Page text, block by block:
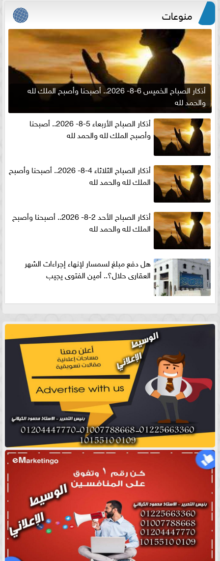
منوعات
أذكار الصباح الخميس 6-8- 2026.. أصبحنا وأصبح الملك لله
والحمد لله
أذكار الصباح الأربعاء 5-8- 2026.. أصبحنا
وأصبح الملك لله والحمد لله
أذكار الصباح الثلاثاء 4-8- 2026.. أصبحنا وأصبح
الملك لله والحمد لله
أذكار الصباح الأحد 2-8- 2026.. أصبحنا وأصبح
الملك لله والحمد لله
هل دفع مبلغ لسمسار لإنهاء إجراءات الشهر
العقارى حلال؟.. أمين الفتوى يجيب